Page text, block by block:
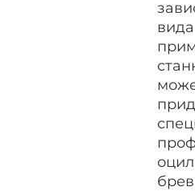
вида